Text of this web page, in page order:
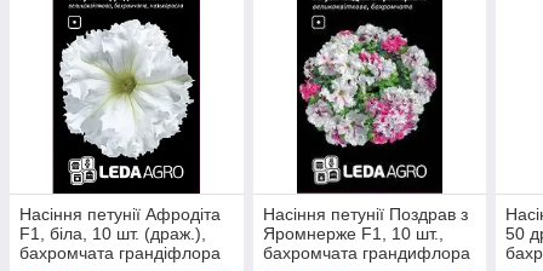
Насіння петунії Афродіта
F1, біла, 10 шт. (драж.),
бахромчата грандіфлора
Насіння петунії Поздрав з
Яромнерже F1, 10 шт.,
бахромчата грандифлора
50